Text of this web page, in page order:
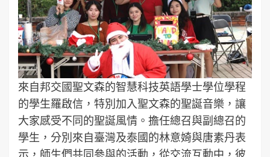
來自邦交國聖文森的智慧科技英語學士學位學程
的學生羅啟信，特別加入聖文森的聖誕音樂，讓
大家感受不同的聖誕風情。擔任總召與副總召的
學生，分別來自臺灣及泰國的林意婍與唐素丹表
示，師生們共同參與的活動，從交流互動中，彼